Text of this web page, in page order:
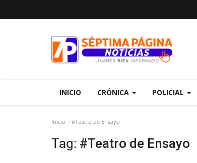
INICIO CRÓNICA POLICIAL
Inicio #Teatro de Ensayo
Tag: #Teatro de Ensayo